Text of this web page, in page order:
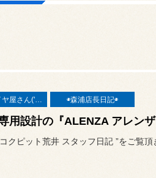
本業はタイヤ屋さん('ω')/ ◉森浦店長日記◉
クピット荒井 スタッフ日記 ”をご覧頂